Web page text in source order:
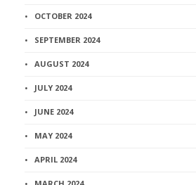
OCTOBER 2024
SEPTEMBER 2024
AUGUST 2024
JULY 2024
JUNE 2024
MAY 2024
APRIL 2024